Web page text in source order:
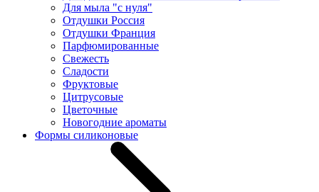
Для мыла "с нуля"
Отдушки Россия
Отдушки Франция
Парфюмированные
Свежесть
Сладости
Фруктовые
Цитрусовые
Цветочные
Новогодние ароматы
Формы силиконовые